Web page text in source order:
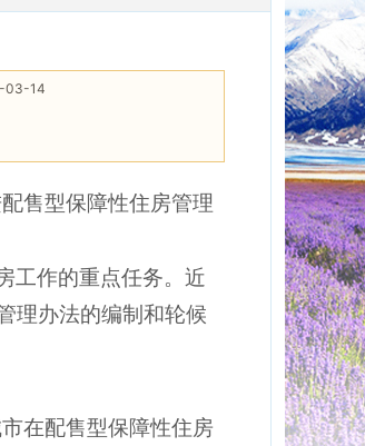
03-14
售型保障性住房管理
工作的重点任务。近
理办法的编制和轮候
在配售型保障性住房